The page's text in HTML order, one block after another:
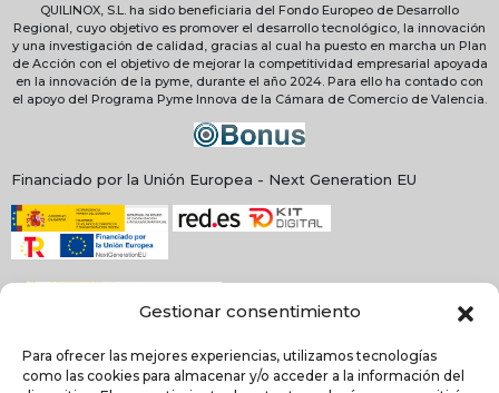
Gestionar consentimiento
Para ofrecer las mejores experiencias, utilizamos tecnologías
como las cookies para almacenar y/o acceder a la información del
QUILINOX, S.L. ha sido beneficiaria del Fondo Europeo de Desarrollo
Regional, cuyo objetivo es promover el desarrollo tecnológico, la innovación
y una investigación de calidad, gracias al cual ha puesto en marcha un Plan
de Acción con el objetivo de mejorar la competitividad empresarial apoyada
en la innovación de la pyme, durante el año 2024. Para ello ha contado con
el apoyo del Programa Pyme Innova de la Cámara de Comercio de Valencia.
Financiado por la Unión Europea - Next Generation EU